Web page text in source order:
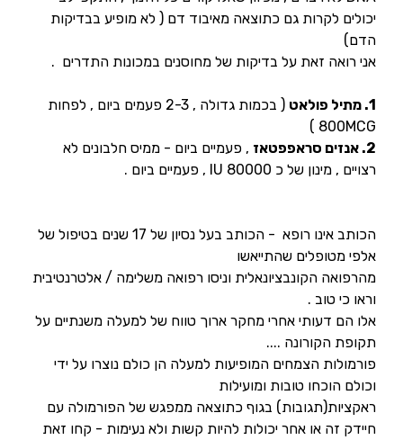
יכולים לקרות גם כתוצאה מאיבוד דם ( לא מופיע בבדיקות
הדם)
אני רואה זאת על בדיקות של מחוסנים במכונות התדרים .
1. מתיל פולאט
( בכמות גדולה , 2-3 פעמים ביום , לפחות
800MCG )
2. אנזים סראפפטאז
, פעמיים ביום - ממיס חלבונים לא
רצויים , מינון של כ 80000 IU , פעמיים ביום .
הכותב אינו רופא - הכותב בעל נסיון של 17 שנים בטיפול של
אלפי מטופלים שהתייאשו
מהרפואה הקונבציונאלית וניסו רפואה משלימה / אלטרנטיבית
וראו כי טוב .
אלו הם דעותי אחרי מחקר ארוך טווח של למעלה משנתיים על
תקופת הקורונה ....
פורמולות הצמחים המופיעות למעלה הן כולם נוצרו על ידי
וכולם הוכחו טובות ומועילות
ראקציות(תגובות) בגוף כתוצאה ממפגש של הפורמולה עם
חיידק זה או אחר יכולות להיות קשות ולא נעימות - קחו זאת